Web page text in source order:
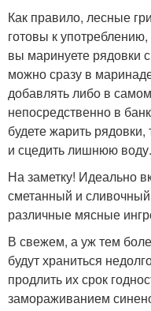
Как правило, лесные
готовы к
вы маринуете рядовки
можно сразу в
добавлять либо в
непосредственно в
будете жарить
и сцедить лишнюю воду.
На заметку! Идеально
сметанный и
различные мясные
В свежем, а уж тем
будут храниться
продлить их срок
замораживанием